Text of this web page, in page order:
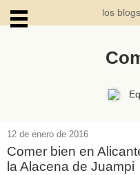
los
12 de enero de 2016
Comer bien en
la Alacena de Juampi